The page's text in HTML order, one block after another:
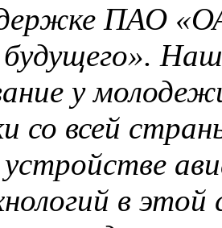
ПАО
у
со всей
устройстве
в